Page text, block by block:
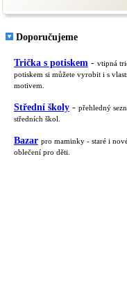
Doporučujeme
Trička s potiskem - vtipná
potiskem si můžete vyrobit i s
motivem.
Střední školy - přehledný
středních škol.
Bazar pro maminky - staré i
oblečení pro děti.